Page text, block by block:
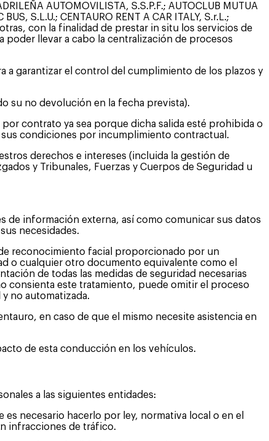
AUTOMOVILISTA, S.S.P.F.; AUTOCLUB MUTUA
S.L.U.; CENTAURO RENT A CAR ITALY, S.r.L.;
y otras, con la finalidad de prestar in situ los servicios de
llevar a cabo la centralización de procesos
a garantizar el control del cumplimiento de los plazos y
su no devolución en la fecha prevista).
contrato ya sea porque dicha salida esté prohibida o
sus condiciones por incumplimiento contractual.
derechos e intereses (incluida la gestión de
y Tribunales, Fuerzas y Cuerpos de Seguridad u
información externa, así como comunicar sus datos
necesidades.
reconocimiento facial proporcionado por un
o cualquier otro documento equivalente como el
de todas las medidas de seguridad necesarias
consienta este tratamiento, puede omitir el proceso
no automatizada.
en caso de que el mismo necesite asistencia en
de esta conducción en los vehículos.
a las siguientes entidades:
necesario hacerlo por ley, normativa local o en el
infracciones de tráfico.